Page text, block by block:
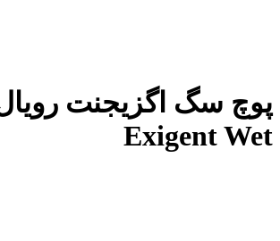
پوچ سگ اگزیجنت
Exigent Wet